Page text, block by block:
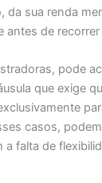
da sua renda
antes de
pode
que exige
casos,
falta de